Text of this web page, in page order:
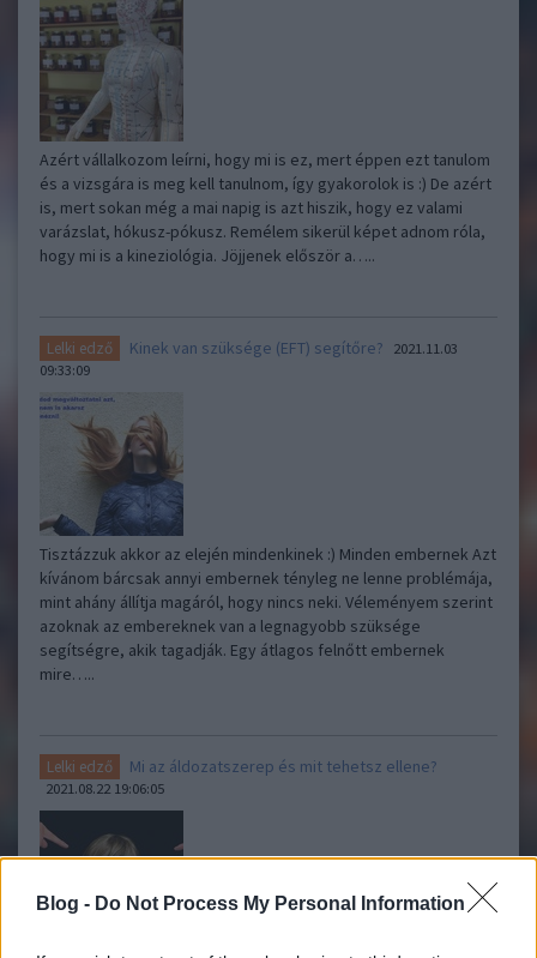
Blog - Do Not Process My Personal Information
Azért vállalkozom leírni, hogy mi is ez, mert éppen ezt tanulom
és a vizsgára is meg kell tanulnom, így gyakorolok is :) De azért
is, mert sokan még a mai napig is azt hiszik, hogy ez valami
varázslat, hókusz-pókusz. Remélem sikerül képet adnom róla,
hogy mi is a kineziológia. Jöjjenek először a…..
Lelki edző Kinek van szüksége (EFT) segítőre?
2021.11.03
09:33:09
Tisztázzuk akkor az elején mindenkinek :) Minden embernek Azt
kívánom bárcsak annyi embernek tényleg ne lenne problémája,
mint ahány állítja magáról, hogy nincs neki. Véleményem szerint
azoknak az embereknek van a legnagyobb szüksége
segítségre, akik tagadják. Egy átlagos felnőtt embernek
mire…..
Lelki edző Mi az áldozatszerep és mit tehetsz ellene?
2021.08.22 19:06:05